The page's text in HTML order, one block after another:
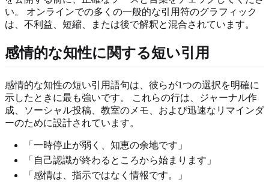
い。 オンラインでの多くの一般的な引用符のグラフィック
は、不利益、短縮、または後で解釈と混合されています。
感情的な知性に関する短い引用
感情的な知性の短い引用語句は、彼らが1つの選択を明確に
示したときに最も強いです。 これらの行は、ジャーナル作
成、ソーシャル投稿、教室のメモ、および迅速なリマインダ
ーのために設計されています。
「一時停止が弱く、知恵の余地です」
「自己認識が終わるところから始まります」
「感情は、指示ではなく情報です。」